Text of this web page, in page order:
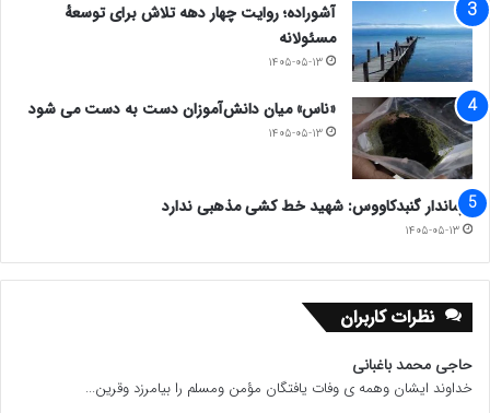
آشوراده؛ روایت چهار دهه تلاش برای توسعهٔ
مسئولانه
۱۴۰۵-۰۵-۱۳
«ناس» میان دانش‌آموزان دست به دست می شود
۱۴۰۵-۰۵-۱۳
فرماندار گنبدکاووس: شهید خط کشی مذهبی ندارد
۱۴۰۵-۰۵-۱۳
نظرات کاربران
حاجی محمد باغبانی
خداوند ایشان وهمه ی وفات یافتگان مؤمن ومسلم را بیامرزد وقرین...